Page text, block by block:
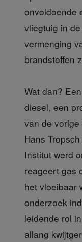
onvoldoende
vliegtuig in
vermenging
brandstoffen
Wat dan?
diesel, een
van de
Hans
Institut werd
reageert gas
het vloeibaar
onderzoek
leidende rol
allang